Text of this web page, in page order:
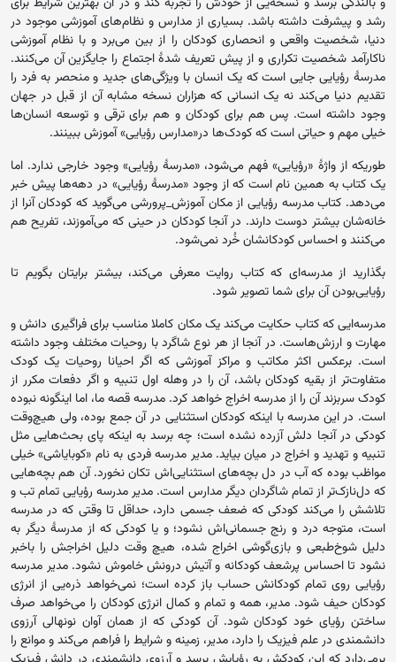
رشد و پیشرفت داشته باشد. بسیاری از مدارس و نظام‌های آموزشی موجود در
دنیا، شخصیت واقعی و انحصاری کودکان را از بین می‌برد و با نظام آموزشی
ناکارآمد شخصیت تکراری و از پیش تعریف شدۀ اجتماع را جایگزین آن می‌کنند.
مدرسۀ رؤیایی جایی است که یک انسان با ویژگی‌های جدید و منحصر به فرد را
تقدیم دنیا می‌کند نه یک انسانی که هزاران نسخه مشابه آن از قبل در جهان
وجود داشته است. پس هم برای کودکان و هم برای ترقی و توسعه انسان‌ها
خیلی مهم و حیاتی است که کودک‌ها در«مدارس رؤیایی» آموزش ببینند.
طوریکه از واژۀ «رؤیایی» فهم می‌شود، «مدرسۀ رؤیایی» وجود خارجی ندارد. اما
یک کتاب به همین نام است که از وجود «مدرسهٔ رؤیایی» در دهه‌ها پیش خبر
می‌دهد. کتاب مدرسه رؤیایی از مکان آموزش_پرورشی می‌گوید که کودکان آنرا از
خانه‌شان بیشتر دوست دارند. در آنجا کودکان در حینی که می‌آموزند، تفریح هم
می‌کنند و احساس کودکانشان خُرد نمی‌شود.
بگذارید از مدرسه‌ای که کتاب روایت معرفی می‌کند، بیشتر برایتان بگویم تا
رؤیایی‌بودن آن برای شما تصویر شود.
مدرسه‌ایی که کتاب حکایت می‌کند یک مکان کاملا مناسب برای فراگیری دانش و
مهارت و ارزش‌هاست. در آنجا از هر نوع شاگرد با روحیات مختلف وجود داشته
است. برعکس اکثر مکاتب و مراکز آموزشی که اگر احیانا روحیات یک کودک
متفاوت‌تر از بقیه کودکان باشد، آن را در وهله اول تنبیه و اگر دفعات مکرر از
کودک سربزند آن را از مدرسه اخراج خواهد کرد. مدرسه قصه ما، اما اینگونه نبوده
است. در این مدرسه با اینکه کودکان استثنایی در آن جمع بوده، ولی هیچ‌وقت
کودکی در آنجا دلش آزرده نشده است؛ چه برسد به اینکه پای بحث‌هایی مثل
تنبیه و تهدید و اخراج در میان بیاید. مدیر مدرسه فردی به نام «کوبایاشی» خیلی
مواظب بوده که آب در دل بچه‌های استثنایی‌‌‌اش تکان نخورد. آن هم بچه‌هایی
که دل‌نازک‌تر از تمام شاگردان دیگر مدارس است. مدیر مدرسه رؤیایی تمام تب و
تلاشش را می‌کند کودکی که ضعف جسمی دارد، حداقل تا وقتی که در مدرسه
است، متوجه درد و رنج جسمانی‌اش نشود؛ و یا کودکی که از مدرسهٔ دیگر به
دلیل شوخ‌طبعی و بازی‌گوشی اخراج شده، هیچ وقت دلیل اخراجش را باخبر
نشود تا احساس پرشعف کودکانه و آتیش درونش خاموش نشود. مدیر مدرسه
رؤیایی روی تمام کودکانش حساب باز کرده است؛ نمی‌خواهد ذره‌یی از انرژی
کودکان حیف شود. مدیر، همه و تمام و کمال انرژی کودکان را می‌خواهد صرف
ساختن رؤیای خود کودکان شود. آن کودکی که از همان آوان نونهالی آرزوی
دانشمندی در علم فیزیک را دارد، مدیر، زمینه و شرایط را فراهم می‌کند و موانع را